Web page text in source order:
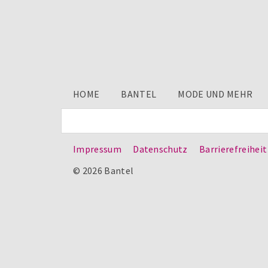
HOME BANTEL MODE UND MEHR
Impressum Datenschutz
Barrierefreiheit
© 2026 Bantel